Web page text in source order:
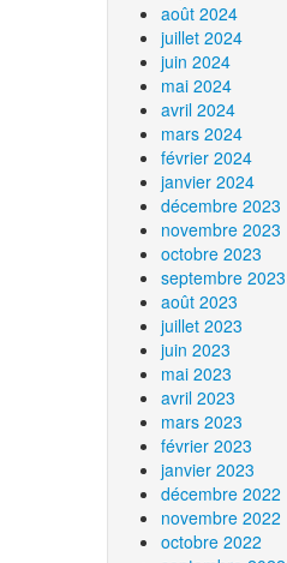
août 2024
juillet 2024
juin 2024
mai 2024
avril 2024
mars 2024
février 2024
janvier 2024
décembre 2023
novembre 2023
octobre 2023
septembre 2023
août 2023
juillet 2023
juin 2023
mai 2023
avril 2023
mars 2023
février 2023
janvier 2023
décembre 2022
novembre 2022
octobre 2022